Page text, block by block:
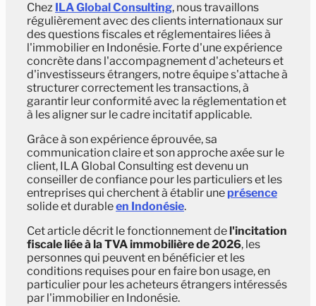
Chez ILA Global Consulting, nous travaillons
régulièrement avec des clients internationaux sur
des questions fiscales et réglementaires liées à
l'immobilier en Indonésie. Forte d'une expérience
concrète dans l'accompagnement d'acheteurs et
d'investisseurs étrangers, notre équipe s'attache à
structurer correctement les transactions, à
garantir leur conformité avec la réglementation et
à les aligner sur le cadre incitatif applicable.
Grâce à son expérience éprouvée, sa
communication claire et son approche axée sur le
client, ILA Global Consulting est devenu un
conseiller de confiance pour les particuliers et les
entreprises qui cherchent à établir une présence
solide et durableen Indonésie.
Cet article décrit le fonctionnement de l'incitation
fiscale liée à la TVA immobilière de 2026, les
personnes qui peuvent en bénéficier et les
conditions requises pour en faire bon usage, en
particulier pour les acheteurs étrangers intéressés
par l'immobilier en Indonésie.